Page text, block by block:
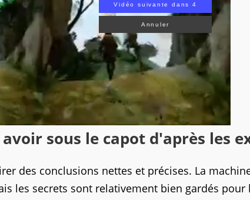
Vidéo suivante dans 3
Annuler
sous le capot d'après les
des conclusions nettes et précises. La
les secrets sont relativement bien gardés pour